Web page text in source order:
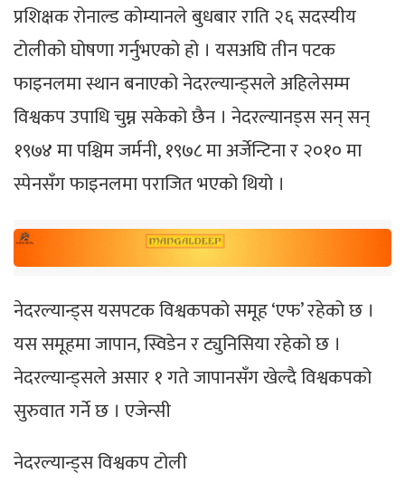
प्रशिक्षक रोनाल्ड कोम्यानले बुधबार राति २६ सदस्यीय
टोलीको घोषणा गर्नुभएको हो । यसअघि तीन पटक
फाइनलमा स्थान बनाएको नेदरल्यान्ड्सले अहिलेसम्म
विश्वकप उपाधि चुम्न सकेको छैन । नेदरल्यानड्स सन् सन्
१९७४ मा पश्चिम जर्मनी, १९७८ मा अर्जेन्टिना र २०१० मा
स्पेनसँग फाइनलमा पराजित भएको थियो ।
नेदरल्यान्ड्स यसपटक विश्वकपको समूह ‘एफ’ रहेको छ ।
यस समूहमा जापान, स्विडेन र ट्युनिसिया रहेको छ ।
नेदरल्यान्ड्सले असार १ गते जापानसँग खेल्दै विश्वकपको
सुरुवात गर्ने छ । एजेन्सी
नेदरल्यान्ड्स विश्वकप टोली